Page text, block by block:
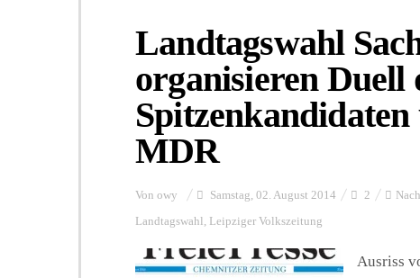
Landtagswahl
organisieren Duell
MDR
Von owy Samstag, 02. August 2014 2
Landtagswahl , Leipziger Volkszeitung
Ausriss